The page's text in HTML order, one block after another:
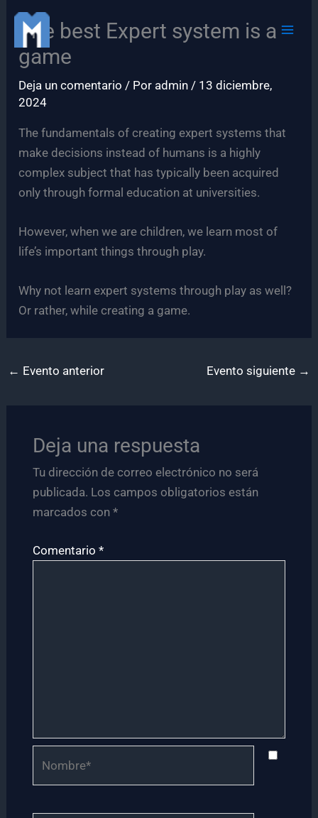
contenido
The best Expert system is a
game
Deja un comentario / Por admin / 13 diciembre,
2024
The fundamentals of creating expert systems that
make decisions instead of humans is a highly
complex subject that has typically been acquired
only through formal education at universities.
However, when we are children, we learn most of
life’s important things through play.
Why not learn expert systems through play as well?
Or rather, while creating a game.
← Evento anterior Evento siguiente →
Deja una respuesta
Tu dirección de correo electrónico no será
publicada. Los campos obligatorios están
marcados con *
Comentario *